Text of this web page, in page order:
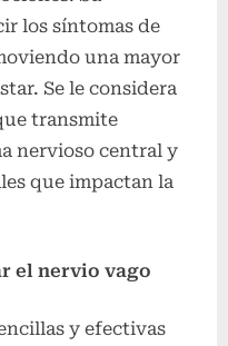
los síntomas de
una mayor
Se le considera
transmite
nervioso central y
que impactan la
el nervio vago
y efectivas